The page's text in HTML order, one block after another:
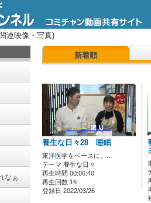
連映像・写真)
なぁ
新着順
養生な日々28 睡眠
東洋医学をベースに、…
テーマ 養生な日々
再生時間 00:06:40
再生回数 16
登録日 2022/03/26